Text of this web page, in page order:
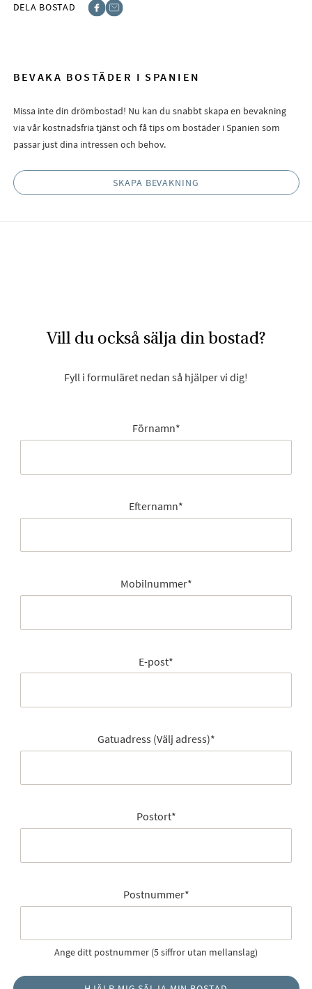
DELA BOSTAD
BEVAKA BOSTÄDER I SPANIEN
Missa inte din drömbostad! Nu kan du snabbt skapa en bevakning
via vår kostnadsfria tjänst och få tips om bostäder i Spanien som
passar just dina intressen och behov.
SKAPA BEVAKNING
Vill du också sälja din bostad?
Fyll i formuläret nedan så hjälper vi dig!
Förnamn*
Efternamn*
Mobilnummer*
E-post*
Gatuadress (Välj adress)*
Postort*
Postnummer*
Ange ditt postnummer (5 siffror utan mellanslag)